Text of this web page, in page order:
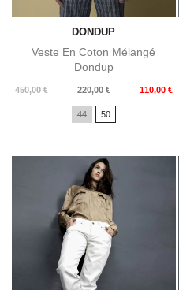
DONDUP
Veste En Coton Mélangé
Dondup
450,00 €
Prix
220,00 € 110,00 €
Prix
44 50